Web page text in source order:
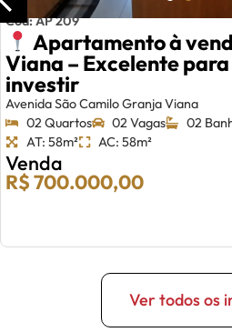
Cód: AP 209
Apartamento à
Viana – Excelente
investir
Avenida São Camilo Granja Viana
02 Quartos
02 Vagas
02
AT: 58m²
AC: 58m²
Venda
R$ 700.000,00
Ver todos os